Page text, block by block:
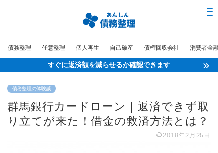
債務整理 任意整理 個人再生 自己破産 債権回収会社 消費者金
すぐに返済額を減らせるか確認できます
債務整理の体験談
群馬銀行カードローン｜返済できず取
り立てが来た！借金の救済方法とは？
2019年2月25日